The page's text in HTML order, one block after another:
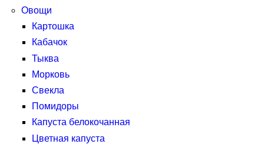
Овощи
Картошка
Кабачок
Тыква
Морковь
Свекла
Помидоры
Капуста белокочанная
Цветная капуста